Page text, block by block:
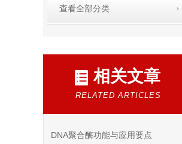
查看全部分类
相关文章
RELATED ARTICLES
DNA聚合酶功能与应用要点